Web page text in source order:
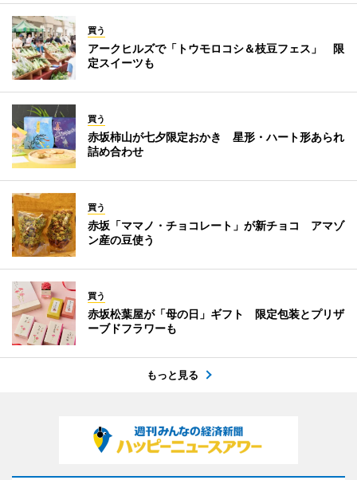
買う
アークヒルズで「トウモロコシ＆枝豆フェス」 限
定スイーツも
買う
赤坂柿山が七夕限定おかき 星形・ハート形あられ
詰め合わせ
買う
赤坂「ママノ・チョコレート」が新チョコ アマゾ
ン産の豆使う
買う
赤坂松葉屋が「母の日」ギフト 限定包装とプリザ
ーブドフラワーも
もっと見る